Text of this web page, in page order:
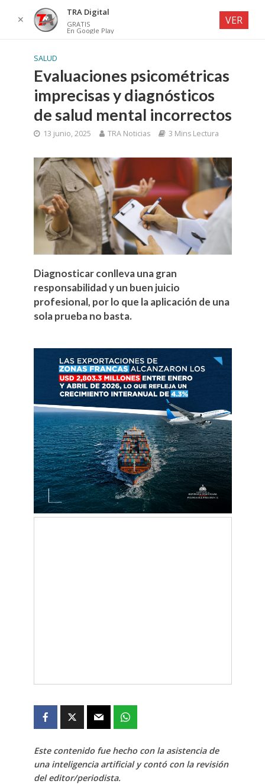
SALUD
Evaluaciones psicométricas
imprecisas y diagnósticos
de salud mental incorrectos
13 junio, 2025 TRA Noticias 3 Mins Lectura
Diagnosticar conlleva una gran
responsabilidad y un buen juicio
profesional, por lo que la aplicación de una
sola prueba no basta.
Este contenido fue hecho con la asistencia de
una inteligencia artificial y contó con la revisión
del editor/periodista.
✕
TRA Digital
GRATIS
En Google Play
VER